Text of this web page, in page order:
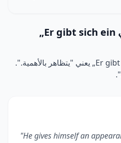
„Er gibt sich ein
„Er يعني "يتظاهر بالأهمية.".
"He gives himself an